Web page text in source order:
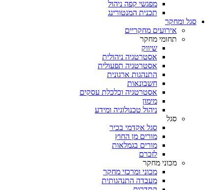
מפגשי קפה ניהול
תכנית המנטורינג
סגל ומחקר
אירועים מחקריים
תחומי מחקר
שיווק
אסטרטגיה ניהולית
אסטרטגיה תפעולית
התנהגות ארגונית
חשבונאות
אסטרטגיה וכלכלת עסקים
מימון
ניהול טכנולוגיה ומידע
סגל
סגל אקדמי בכיר
מורים מן החוץ
מורים בגמלאות
לזכרם
מכוני מחקר
מכוני ומרכזי מחקר
מעבדה התנהגותית